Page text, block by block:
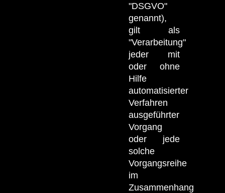
"DSGVO"
genannt),
gilt als
"Verarbeitung"
jeder mit
oder ohne
Hilfe
automatisierter
Verfahren
ausgeführter
Vorgang
oder jede
solche
Vorgangsreihe
im
Zusammenhang